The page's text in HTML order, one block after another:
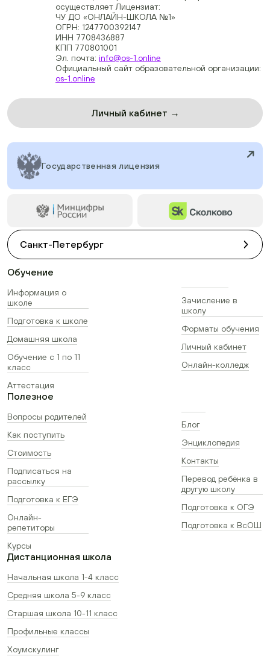
осуществляет Лицензиат:
ЧУ ДО «ОНЛАЙН-ШКОЛА №1»
ОГРН: 1247700392147
ИНН 7708436887
КПП 770801001
Эл. почта: info@os-1.online
Официальный сайт образовательной организации:
os-1.online
Личный кабинет →
Государственная лицензия
Санкт-Петербург
Обучение
Информация о
школе
Подготовка к школе
Домашняя школа
Обучение с 1 по 11
класс
Аттестация
Зачисление в
школу
Форматы обучения
Личный кабинет
Онлайн-колледж
Полезное
Вопросы родителей
Как поступить
Стоимость
Подписаться на
рассылку
Подготовка к ЕГЭ
Онлайн-
репетиторы
Курсы
Блог
Энциклопедия
Контакты
Перевод ребёнка в
другую школу
Подготовка к ОГЭ
Подготовка к ВсОШ
Дистанционная школа
Начальная школа 1-4 класс
Средняя школа 5-9 класс
Старшая школа 10-11 класс
Профильные классы
Хоумскулинг